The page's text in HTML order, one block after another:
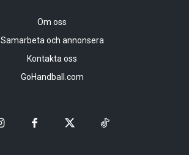
Om oss
Samarbeta och annonsera
Kontakta oss
GoHandball.com